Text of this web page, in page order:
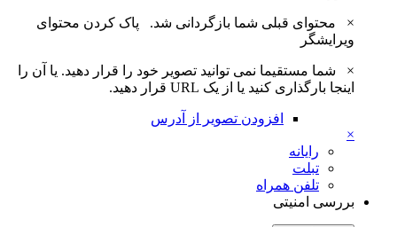
× محتوای قبلی شما بازگردانی شد. پاک کردن محتوای
ویرایشگر
×
شما مستقیما نمی توانید تصویر خود را قرار دهید. یا آن را
اینجا بارگذاری کنید یا از یک URL قرار دهید.
افزودن تصویر از آدرس
×
رایانه
تبلت
تلفن همراه
بررسی امنیتی